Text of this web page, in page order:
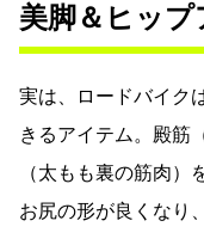
美脚＆ヒップ
実は、ロードバイク
きるアイテム。殿筋
（太もも裏の筋肉）
お尻の形が良くなり